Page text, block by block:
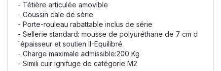
- Tétière articulée amovible
- Coussin cale de série
- Porte-rouleau rabattable inclus de série
- Sellerie standard: mousse de polyuréthane de 7 cm d
´épaisseur et soutien II-Equilibré.
- Charge maximale admissible:200 Kg
- Simili cuir ignifuge de catégorie M2